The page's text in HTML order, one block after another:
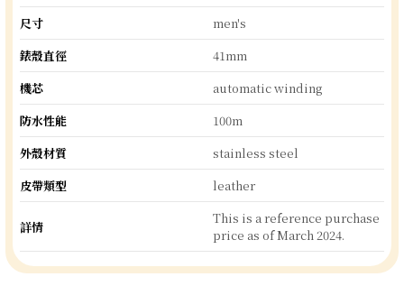
尺寸
men's
錶殼直徑
41mm
機芯
automatic winding
防水性能
100m
外殼材質
stainless steel
皮帶類型
leather
詳情
This is a reference purchase
price as of March 2024.